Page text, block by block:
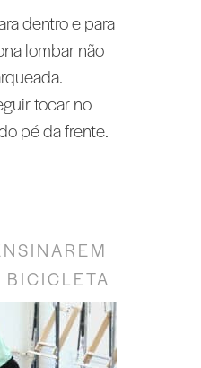
dentro e para
lombar não
tocar no
pé da frente.
BICICLETA